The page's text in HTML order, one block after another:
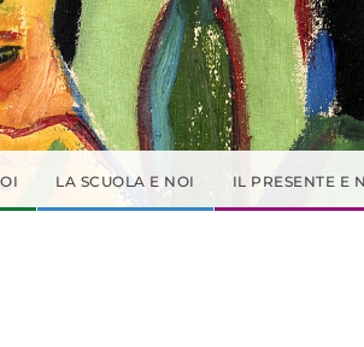
LA SCUOLA E NOI IL PRESENTE E